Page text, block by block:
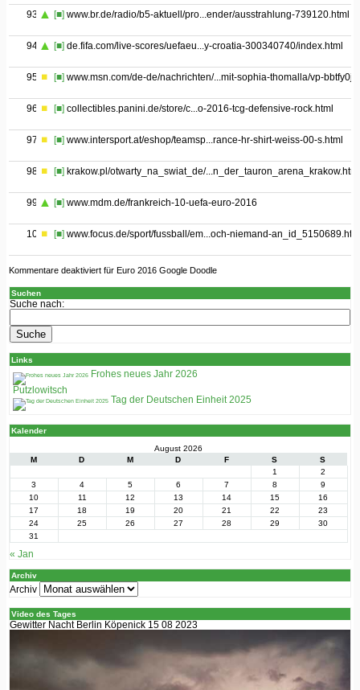
93 [■] www.br.de/radio/b5-aktuell/pro...ender/ausstrahlung-739120.html
94 [■] de.fifa.com/live-scores/uefaeu...y-croatia-300340740/index.html
95 [■] www.msn.com/de-de/nachrichten/...mit-sophia-thomalla/vp-bbtfy0j
96 [■] collectibles.panini.de/store/c...o-2016-tcg-defensive-rock.html
97 [■] www.intersport.at/eshop/teamsp...rance-hr-shirt-weiss-00-s.html
98 [■] krakow.pl/otwarty_na_swiat_de/...n_der_tauron_arena_krakow.html
99 [■] www.mdm.de/frankreich-10-uefa-euro-2016
100 [■] www.focus.de/sport/fussball/em...och-niemand-
Kommentare deaktiviertfür Euro 2016 Google Doodle
Suchen
Suche nach:
Links
Frohes neues Jahr 2026
Putzlowitsch
Tag der Deutschen Einheit 2025
Kalender
August 2026
M
D M D F S
S
1
2
3
4 5 6 7 8
9
10
11 12 13 14 15
16
17
18 19 20 21 22
23
24
25 26 27 28 29
30
31
« Jan
Archiv
Archiv
Video des Tages
Gewitter Nacht Berlin Köpenick 15 08 2023